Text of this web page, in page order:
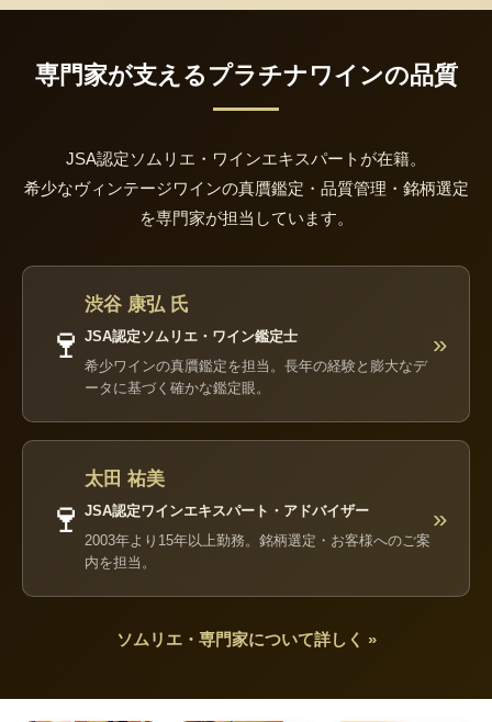
専門家が支えるプラチナワインの品質
JSA認定ソムリエ・ワインエキスパートが在籍。
希少なヴィンテージワインの真贋鑑定・品質管理・銘柄選定
を専門家が担当しています。
🍷
渋谷 康弘 氏
JSA認定ソムリエ・ワイン鑑定士
希少ワインの真贋鑑定を担当。長年の経験と膨大なデ
ータに基づく確かな鑑定眼。
»
🍷
太田 祐美
JSA認定ワインエキスパート・アドバイザー
2003年より15年以上勤務。銘柄選定・お客様へのご案
内を担当。
»
ソムリエ・専門家について詳しく »